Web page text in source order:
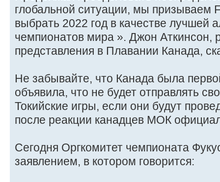
глобальной ситуации, мы призываем
выбрать 2022 год в качестве лучшей
чемпионатов мира ». Джон Аткинсон,
представления в Плавании Канада,
Не забывайте, что Канада была
объявила, что не будет отправлять
Токийские игры, если они будут
после реакции канадцев МОК
Сегодня Оргкомитет чемпионата
заявлением, в котором говорится: